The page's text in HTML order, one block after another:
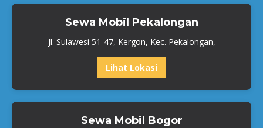
Sewa Mobil Pekalongan
Jl. Sulawesi 51-47, Kergon, Kec. Pekalongan,
Lihat Lokasi
Sewa Mobil Bogor